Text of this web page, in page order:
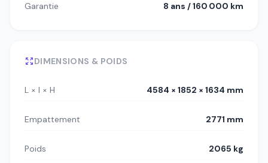
Garantie 8 ans / 160 000 km
DIMENSIONS & POIDS
L × l × H 4584 × 1852 × 1634 mm
Empattement 2771 mm
Poids 2065 kg